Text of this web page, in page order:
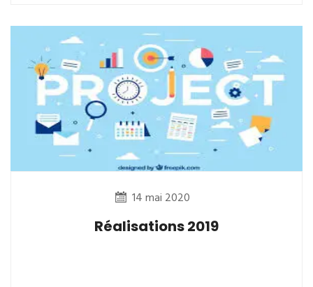
14 mai 2020
Réalisations 2019